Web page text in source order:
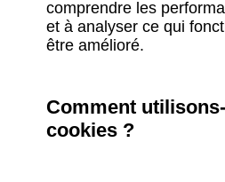
comprendre les
et à analyser ce qui
être amélioré.
Comment
cookies ?